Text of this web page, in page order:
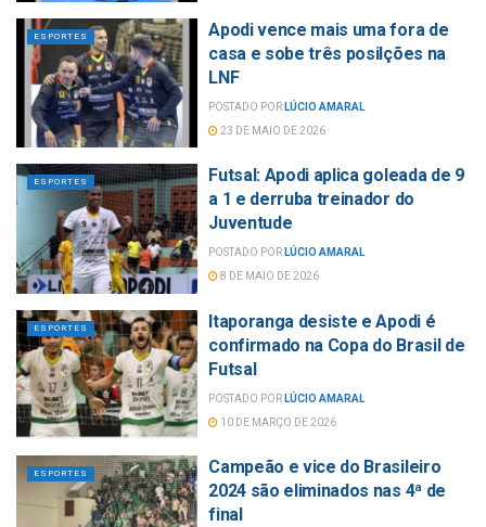
ESPORTES
Apodi vence mais uma fora de
casa e sobe três posilções na
LNF
POSTADO POR LÚCIO AMARAL
23 DE MAIO DE 2026
ESPORTES
Futsal: Apodi aplica goleada de 9
a 1 e derruba treinador do
Juventude
POSTADO POR LÚCIO AMARAL
8 DE MAIO DE 2026
ESPORTES
Itaporanga desiste e Apodi é
confirmado na Copa do Brasil de
Futsal
POSTADO POR LÚCIO AMARAL
10 DE MARÇO DE 2026
ESPORTES
Campeão e vice do Brasileiro
2024 são eliminados nas 4ª de
final